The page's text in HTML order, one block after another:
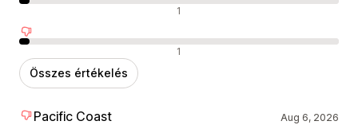
Semleges értékelések 1
Negatív értékelések 1
Összes értékelés
Pacific Coast Aug 6, 2026